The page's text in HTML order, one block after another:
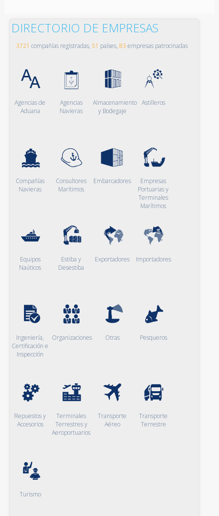
DIRECTORIO DE EMPRESAS
3721 compañías registradas, 51 países, 83 empresas patrocinadas
Agencias de
Aduana
Agencias
Navieras
Almacenamiento
y Bodegaje
Astilleros
Compañías
Navieras
Consultores
Marítimos
Embarcadores
Empresas
Portuarias y
Terminales
Marítimos
Equipos
Naúticos
Estiba y
Desestiba
Exportadores Importadores
Ingeniería,
Certificación e
Inspección
Organizaciones Otras Pesqueros
Repuestos y
Accesorios
Terminales
Terrestres y
Aeroportuarios
Transporte
Aéreo
Transporte
Terrestre
Turismo